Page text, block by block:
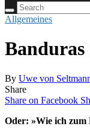
Search
for:
Allgemeines
Banduras
By Uwe von
Share
Share on Facebook
Oder: »Wie ich zum